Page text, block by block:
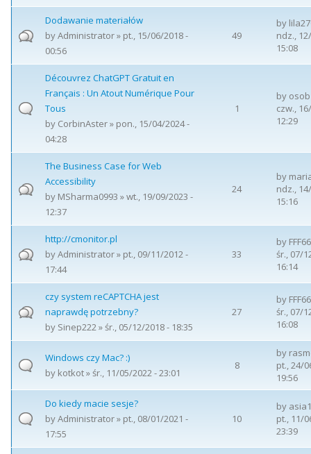
Dodawanie materiałów
byAdministrator» pt., 15/06/2018 -
00:56
49
by
ndz.,
15:08
Découvrez ChatGPT Gratuit en
Français : Un Atout Numérique Pour
Tous
by CorbinAster» pon., 15/04/2024 -
04:28
1
by osob
czw.,
12:29
The Business Case for Web
Accessibility
by MSharma0993 » wt., 19/09/2023 -
12:37
24
by
ndz.,
15:16
http://cmonitor.pl
byAdministrator» pt., 09/11/2012 -
17:44
33
by
śr., 07/
16:14
czy system reCAPTCHA jest
naprawdę potrzebny?
by Sinep222» śr., 05/12/2018 - 18:35
27
by
śr., 07/
16:08
Windows czy Mac? :)
by kotkot» śr., 11/05/2022 - 23:01
8
by
pt., 24/
19:56
Do kiedy macie sesje?
byAdministrator» pt., 08/01/2021 -
17:55
10
by
pt., 11/
23:39